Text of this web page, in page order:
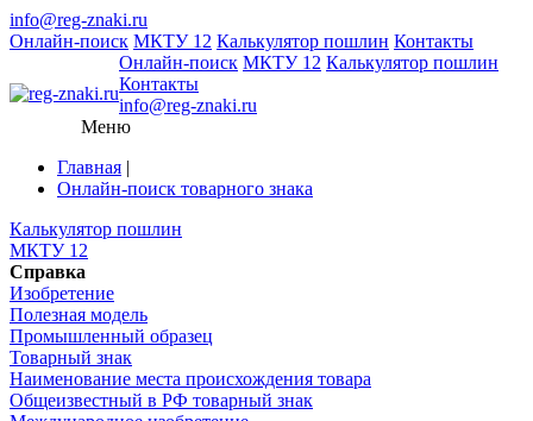
info@reg-znaki.ru
Онлайн-поиск МКТУ 12 Калькулятор пошлин Контакты
Онлайн-поиск МКТУ 12 Калькулятор пошлин
Контакты
info@reg-znaki.ru
Меню
Главная |
Онлайн-поиск товарного знака
Калькулятор пошлин
МКТУ 12
Справка
Изобретение
Полезная модель
Промышленный образец
Товарный знак
Наименование места происхождения товара
Общеизвестный в РФ товарный знак